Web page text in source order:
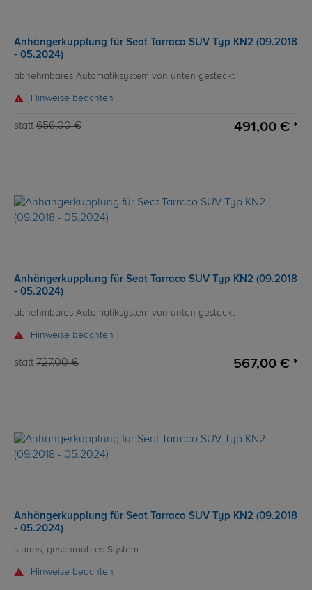
Anhängerkupplung für Seat Tarraco SUV Typ KN2 (09.2018
- 05.2024)
abnehmbares Automatiksystem von unten gesteckt
Hinweise beachten
statt 656,00 € 491,00 € *
Anhängerkupplung für Seat Tarraco SUV Typ KN2 (09.2018
- 05.2024)
abnehmbares Automatiksystem von unten gesteckt
Hinweise beachten
statt 727,00 € 567,00 € *
Anhängerkupplung für Seat Tarraco SUV Typ KN2 (09.2018
- 05.2024)
starres, geschraubtes System
Hinweise beachten